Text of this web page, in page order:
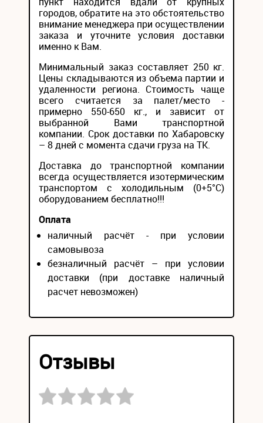
городов, обратите на это обстоятельство
внимание менеджера при осуществлении
заказа и уточните условия доставки
именно к Вам.
Минимальный заказ составляет 250 кг.
Цены складываются из объема партии и
удаленности региона. Стоимость чаще
всего считается за палет/место -
примерно 550-650 кг., и зависит от
выбранной Вами транспортной
компании. Срок доставки по Хабаровску
– 8 дней с момента сдачи груза на ТК.
Доставка до транспортной компании
всегда осуществляется изотермическим
транспортом с холодильным (0+5°С)
оборудованием бесплатно!!!
Оплата
наличный расчёт - при условии
самовывоза
безналичный расчёт – при условии
доставки (при доставке наличный
расчет невозможен)
Отзывы